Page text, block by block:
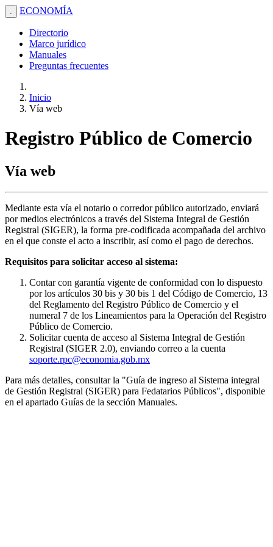
. ECONOMÍA
Directorio
Marco jurídico
Manuales
Preguntas frecuentes
Inicio
Vía web
Registro Público de Comercio
Vía web
Mediante esta vía el notario o corredor público autorizado, enviará
por medios electrónicos a través del Sistema Integral de Gestión
Registral (SIGER), la forma pre-codificada acompañada del archivo
en el que conste el acto a inscribir, así como el pago de derechos.
Requisitos para solicitar acceso al sistema:
Contar con garantía vigente de conformidad con lo dispuesto
por los artículos 30 bis y 30 bis 1 del Código de Comercio, 13
del Reglamento del Registro Público de Comercio y el
numeral 7 de los Lineamientos para la Operación del Registro
Público de Comercio.
Solicitar cuenta de acceso al Sistema Integral de Gestión
Registral (SIGER 2.0), enviando correo a la cuenta
soporte.rpc@economia.gob.mx
Para más detalles, consultar la "Guía de ingreso al Sistema integral
de Gestión Registral (SIGER) para Fedatarios Públicos", disponible
en el apartado Guías de la sección Manuales.